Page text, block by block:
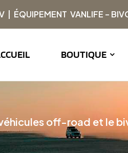
| ÉQUIPEMENT VANLIFE –
BOUTIQUE
off-road et le